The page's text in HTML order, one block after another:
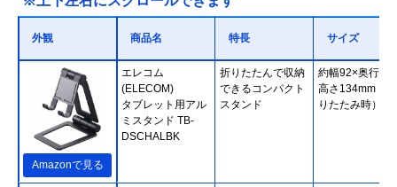
外観 商品名 特長 サイズ
Amazonで見る
エレコム
(ELECOM)
タブレット用アル
ミスタンド TB-
DSCHALBK
折りたたんで収納
できるコンパクト
スタンド
約幅92×奥行
高さ134mm（折
りたたみ時）